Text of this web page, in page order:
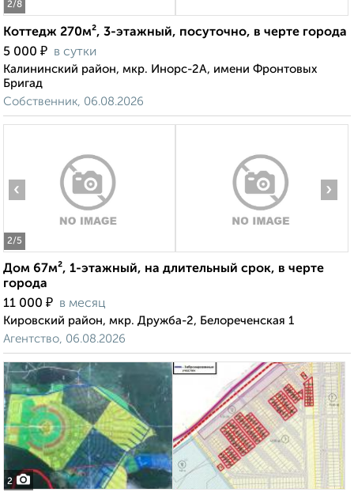
2/8
Коттедж 270м², 3-этажный, посуточно, в черте города
5 000 ₽ в сутки
Калининский район, мкр. Инорс-2А, имени Фронтовых
Бригад
Собственник, 06.08.2026
2/5
‹ ›
Дом 67м², 1-этажный, на длительный срок, в черте
города
11 000 ₽ в месяц
Кировский район, мкр. Дружба-2, Белореченская 1
Агентство, 06.08.2026
2